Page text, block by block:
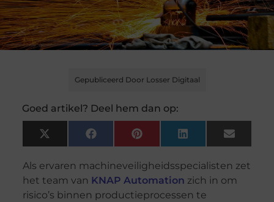
Gepubliceerd Door Losser Digitaal
Goed artikel? Deel hem dan op:
X
(Twitter)
FacebookPinterest LinkedIn Email
Als ervaren machineveiligheidsspecialisten zet
het team van KNAP Automation zich in om
risico’s binnen productieprocessen te